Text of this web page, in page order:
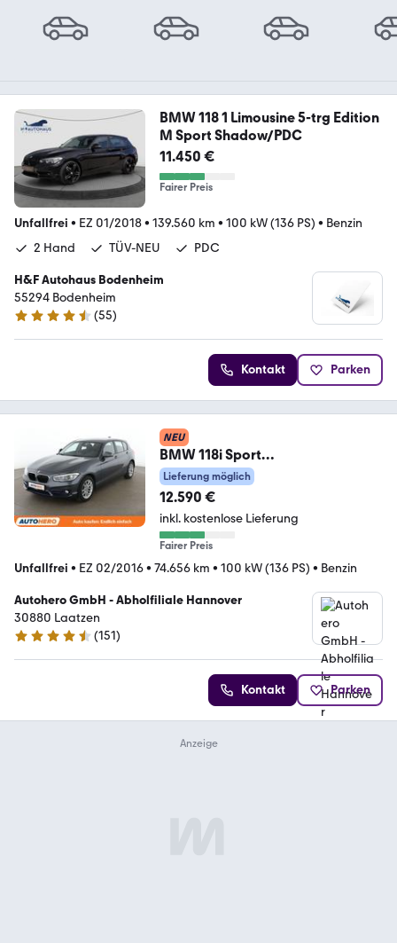
BMW 118 1 Limousine 5-trg Edition
M Sport Shadow/PDC
11.450 €
Fairer Preis
Unfallfrei • EZ 01/2018• 139.560 km • 100 kW (136 PS) • Benzin
2 Hand
TÜV-NEU PDC
H&F Autohaus Bodenheim
55294 Bodenheim
4.4 Sterne
(55)
Kontakt Parken
NEU
BMW 118i Sport
Line*NAVI*PDC*TEMPO*SHZ*
Lieferung möglich
12.590 €
inkl. kostenlose Lieferung
Fairer Preis
Unfallfrei • EZ 02/2016• 74.656 km • 100 kW (136 PS) • Benzin
Autohero GmbH - Abholfiliale Hannover
30880 Laatzen
4.7 Sterne
(151)
Kontakt Parken